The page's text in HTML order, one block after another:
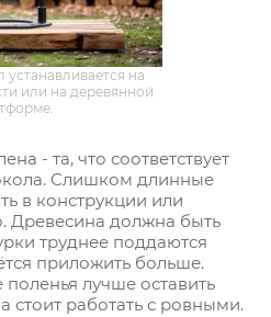
на
или на деревянной
- та, что соответствует
Слишком длинные
в конструкции или
Древесина должна быть
труднее поддаются
приложить больше.
лучше оставить
стоит работать с ровными.